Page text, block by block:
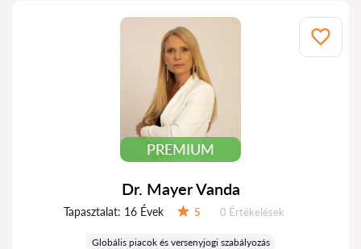
PREMIUM
Dr. Mayer Vanda
Tapasztalat: 16 Évek 5 Értékelések:
0 Értékelések
Globális piacok és versenyjogi szabályozás